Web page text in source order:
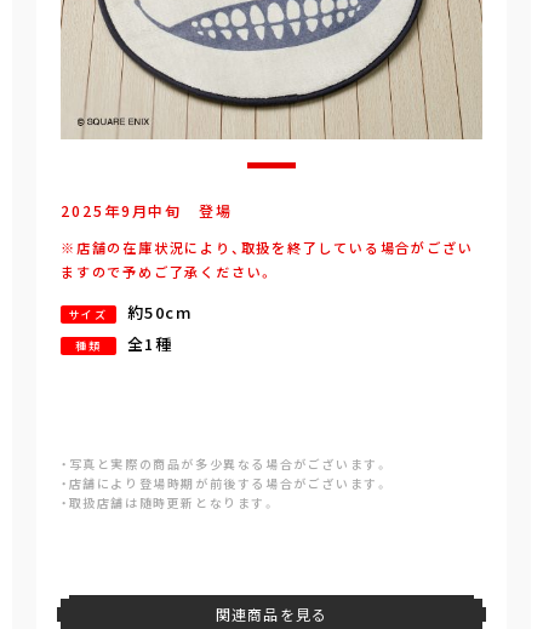
2025年9 月中旬 登場
※店舗の在庫状況により、取扱を終了している場合がござい
ますので予めご了承ください。
サイズ 約50cm
種類 全1種
・写真と実際の商品が多少異なる場合がございます。
・店舗により登場時期が前後する場合がございます。
・取扱店舗は随時更新となります。
関連商品を見る